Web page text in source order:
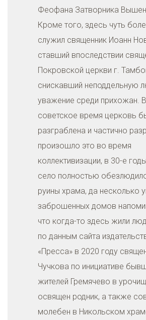
Феофана Затворника
Кроме того, здесь чуть
служил священник Иоанн
ставший впоследствии
Покровской церкви г.
снискавший неподдельную
уважение среди прихожан. В
советское время церковь
разграблена и частично
произошло это во время
коллективизации, в 30-е
село полностью
руины храма, да несколько
заброшенных домов
что когда-то здесь жили
по данным сайта
«Пресса» в 2020 году
Чучкова по инициативе
жителей Гремячево в
освящен родник, а также
молебен в Никольском